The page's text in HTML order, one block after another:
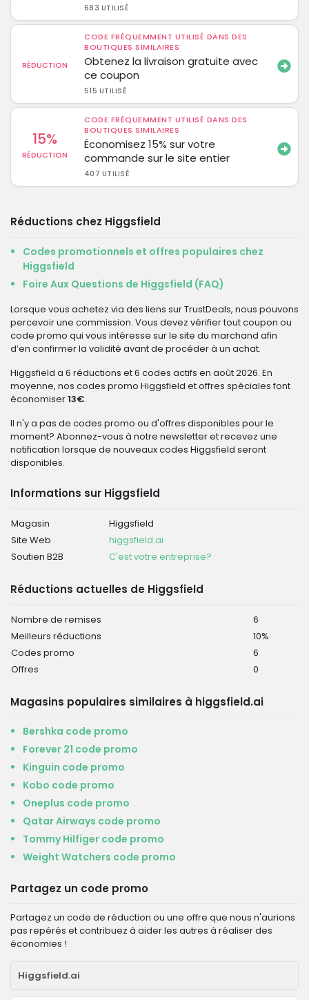
683 UTILISÉ
RÉDUCTION
CODE FRÉQUEMMENT UTILISÉ DANS DES
BOUTIQUES SIMILAIRES
Obtenez la livraison gratuite avec
ce coupon
515 UTILISÉ
15%
RÉDUCTION
CODE FRÉQUEMMENT UTILISÉ DANS DES
BOUTIQUES SIMILAIRES
Économisez 15% sur votre
commande sur le site entier
407 UTILISÉ
Réductions chez Higgsfield
Codes promotionnels et offres populaires chez
Higgsfield
Foire Aux Questions de Higgsfield (FAQ)
Lorsque vous achetez via des liens sur TrustDeals, nous pouvons
percevoir une commission. Vous devez vérifier tout coupon ou
code promo qui vous intéresse sur le site du marchand afin
d’en confirmer la validité avant de procéder à un achat.
Higgsfield a 6 réductions et 6 codes actifs en août 2026. En
moyenne, nos codes promo Higgsfield et offres spéciales font
économiser13€.
Il n'y a pas de codes promo ou d'offres disponibles pour le
moment? Abonnez-vous à notre newsletter et recevez une
notification lorsque de nouveaux codes Higgsfield seront
disponibles.
Informations sur Higgsfield
Magasin
Higgsfield
Site Web
higgsfield.ai
Soutien B2B
C'est votre entreprise?
Réductions actuelles de Higgsfield
Nombre de remises
6
Meilleurs réductions
10%
Codes promo
6
Offres
0
Magasins populaires similaires à higgsfield.ai
Bershka code promo
Forever 21 code promo
Kinguin code promo
Kobo code promo
Oneplus code promo
Qatar Airways code promo
Tommy Hilfiger code promo
Weight Watchers code promo
Partagez un code promo
Partagez un code de réduction ou une offre que nous n'aurions
pas repérés et contribuez à aider les autres à réaliser des
économies !